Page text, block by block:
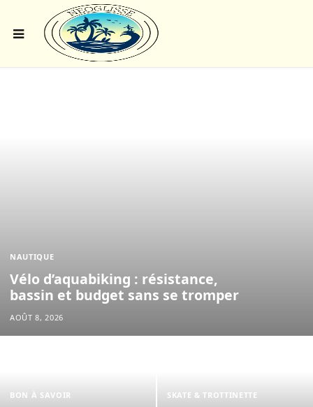
NAUTIQUE
Vélo d’aquabiking : résistance,
bassin et budget sans se tromper
AOÛT 8, 2026
BON À SAVOIR SKATE & TROTTINETTE